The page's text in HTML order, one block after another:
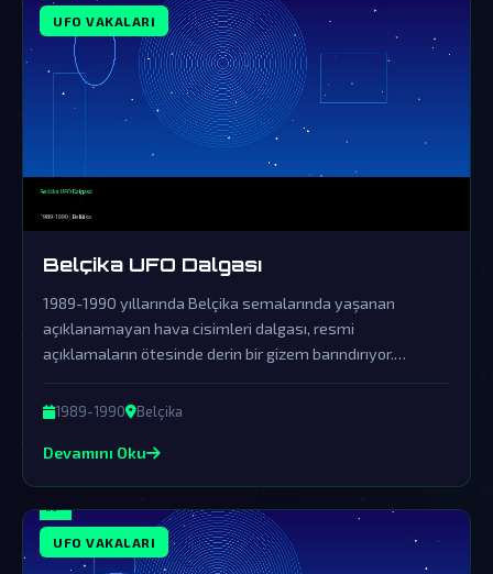
UFO VAKALARI
Belçika UFO Dalgası
1989-1990 yıllarında Belçika semalarında yaşanan
açıklanamayan hava cisimleri dalgası, resmi
açıklamaların ötesinde derin bir gizem barındırıyor.
Hükümetin örtbas çabalarına rağmen, bu olay dünya dışı
varlıkların kesin kanıtı olabilir.
1989-1990 Belçika
Devamını Oku
UFO VAKALARI